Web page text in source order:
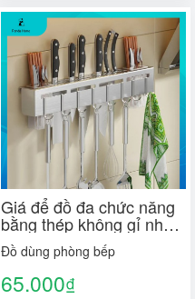
Giá để đồ đa chức năng
bằng thép không gỉ nhà
bếp, giá để dao và giá để
đũa
Đồ dùng phòng bếp
65.000₫